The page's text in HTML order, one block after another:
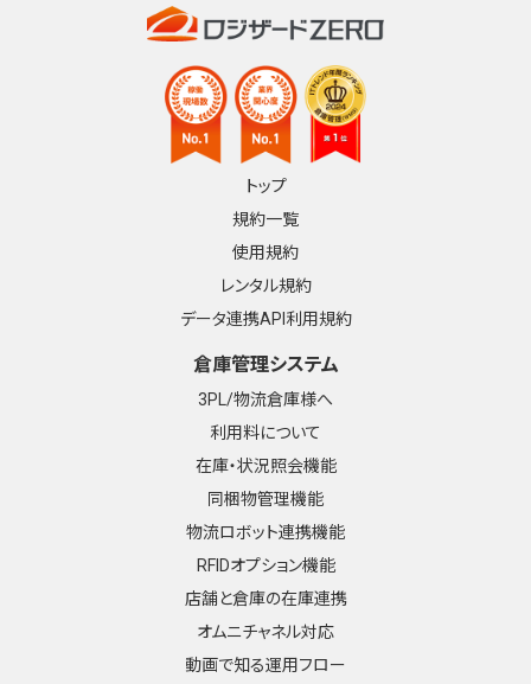
トップ
規約一覧
使用規約
レンタル規約
データ連携API利用規約
倉庫管理システム
3PL/物流倉庫様へ
利用料について
在庫・状況照会機能
同梱物管理機能
物流ロボット連携機能
RFIDオプション機能
店舗と倉庫の在庫連携
オムニチャネル対応
動画で知る運用フロー